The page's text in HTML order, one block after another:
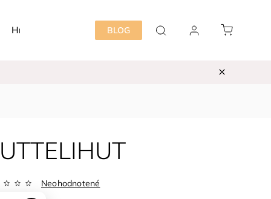
BLOG
Hračky Detská izba Starostlivosť
Neohodnotené